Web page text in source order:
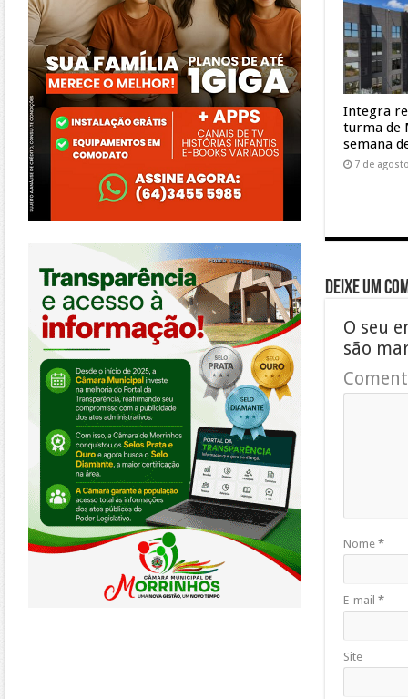
Integra
turma de
semana
7 de
Deixe um
O seu
são
Nome *
E-mail *
Site
https://morrinhos.go.leg.br/